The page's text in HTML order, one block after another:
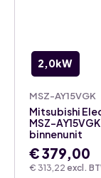
2,0kW
MSZ-AY15VGK
€ 313,22 excl.
Mitsubishi
MSZ-
binnenunit
€379,00